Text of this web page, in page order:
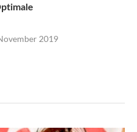
2019